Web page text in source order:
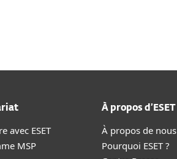
avec ESET
MSP
À propos d’ESET
À propos de nous
Pourquoi ESET ?